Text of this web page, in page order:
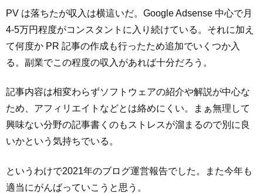
PV は落ちたが収入は横這いだ。Google Adsense 中心で月
4-5万円程度がコンスタントに入り続けている。それに加え
て何度か PR 記事の作成も行ったため追加でいくつか入
る。副業でこの程度の収入があれば十分だろう。
記事内容は相変わらずソフトウェアの紹介や解説が中心な
ため、アフィリエイトなどとは絡めにくい。まぁ無理して
興味ない分野の記事書くのもストレスが溜まるので別に良
いかという気持ちでいる。
というわけで2021年のブログ運営報告でした。また今年も
適当にがんばっていこうと思う。